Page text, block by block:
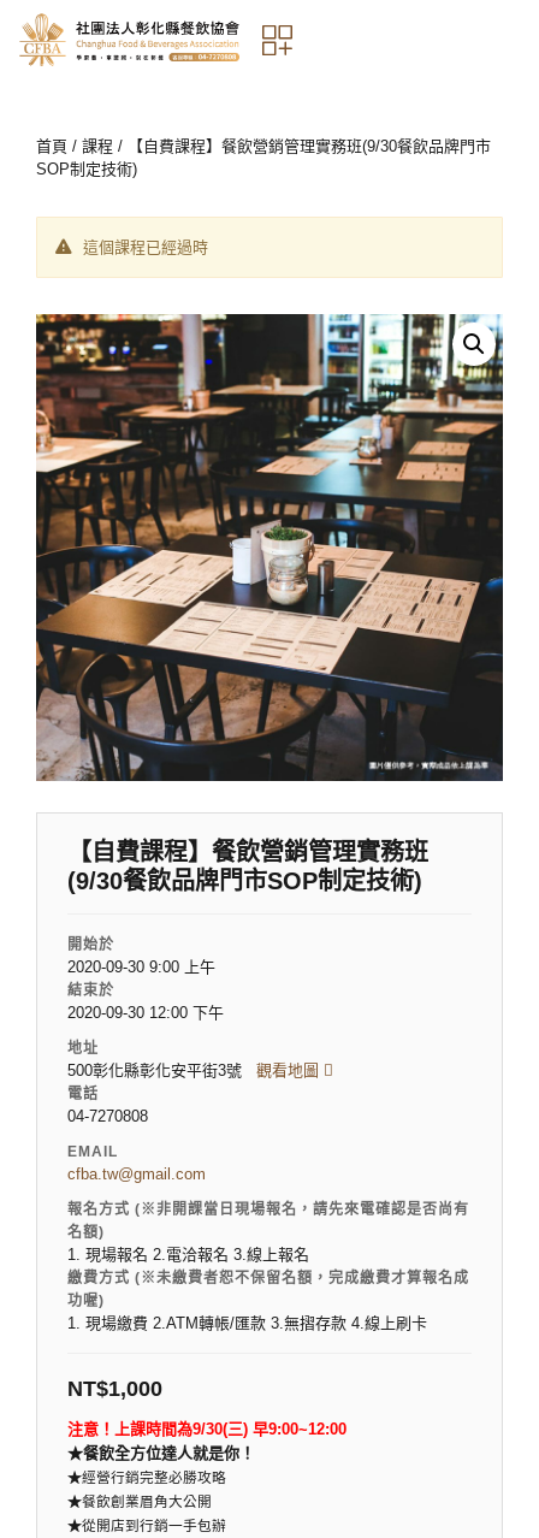
首頁 / 課程 / 【自費課程】餐飲營銷管理實務班(9/30餐飲品牌門市
SOP制定技術)
這個課程已經過時
【自費課程】餐飲營銷管理實務班
(9/30餐飲品牌門市SOP制定技術)
開始於
2020-09-30 9:00 上午
結束於
2020-09-30 12:00 下午
地址
500彰化縣彰化安平街3號 觀看地圖
電話
04-7270808
EMAIL
cfba.tw@gmail.com
報名方式 (※非開課當日現場報名，請先來電確認是否尚有
名額)
1. 現場報名 2.電洽報名 3.線上報名
繳費方式 (※未繳費者恕不保留名額，完成繳費才算報名成
功喔)
1. 現場繳費 2.ATM轉帳/匯款 3.無摺存款 4.線上刷卡
NT$1,000
注意！上課時間為9/30(三) 早9:00~12:00
★餐飲全方位達人就是你！
★經營行銷完整必勝攻略
★餐飲創業眉角大公開
★從開店到行銷一手包辦